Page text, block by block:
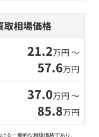
取相場価格
21.2万円 〜
57.6万円
37.0万円 〜
85.8万円
る一般的な相場価格であり、